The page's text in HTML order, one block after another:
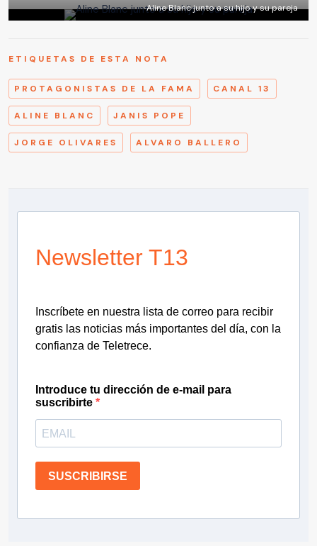
Aline Blanc junto a su hijo y su pareja
ETIQUETAS DE ESTA NOTA
PROTAGONISTAS DE LA FAMA CANAL 13
ALINE BLANC JANIS POPE
JORGE OLIVARES ALVARO BALLERO
Newsletter T13
Inscríbete en nuestra lista de correo para recibir
gratis las noticias más importantes del día, con la
confianza de Teletrece.
Introduce tu dirección de e-mail para
suscribirte
SUSCRIBIRSE